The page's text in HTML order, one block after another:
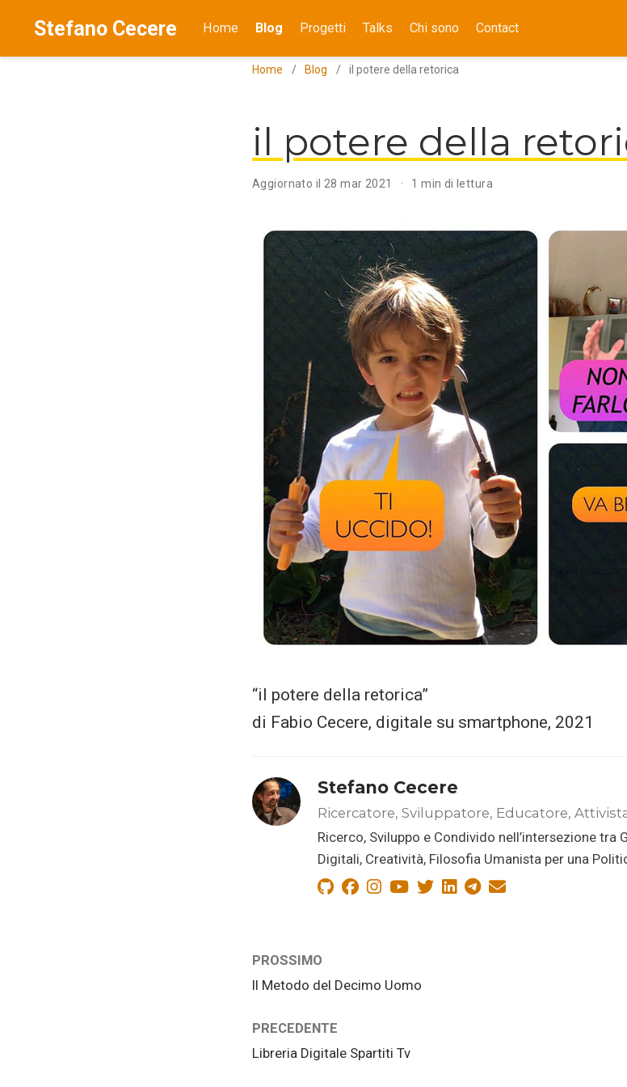
Stefano Cecere Home Blog Progetti Talks Chi sono Contact
Home Blog il potere della retorica
il potere della
Aggiornato il 28 mar 2021 1 min di lettura
“il potere della retorica”
di Fabio Cecere, digitale su smartphone, 2021
Stefano Cecere
Ricercatore, Sviluppatore, Educatore,
Ricerco, Sviluppo e Condivido nell’intersezione tra
Digitali, Creatività, Filosofia Umanista per una
PROSSIMO
Il Metodo del Decimo Uomo
PRECEDENTE
Libreria Digitale Spartiti Tv